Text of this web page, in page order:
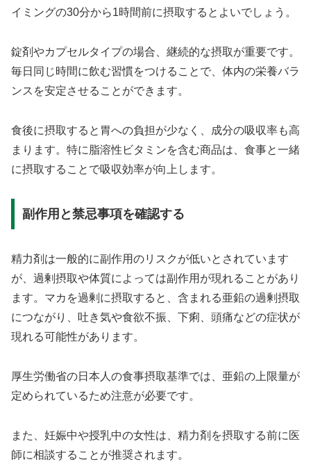
イミングの30分から1時間前に摂取するとよいでしょう。
錠剤やカプセルタイプの場合、継続的な摂取が重要です。
毎日同じ時間に飲む習慣をつけることで、体内の栄養バラ
ンスを安定させることができます。
食後に摂取すると胃への負担が少なく、成分の吸収率も高
まります。特に脂溶性ビタミンを含む商品は、食事と一緒
に摂取することで吸収効率が向上します。
副作用と禁忌事項を確認する
精力剤は一般的に副作用のリスクが低いとされています
が、過剰摂取や体質によっては副作用が現れることがあり
ます。マカを過剰に摂取すると、含まれる亜鉛の過剰摂取
につながり、吐き気や食欲不振、下痢、頭痛などの症状が
現れる可能性があります。
厚生労働省の日本人の食事摂取基準では、亜鉛の上限量が
定められているため注意が必要です。
また、妊娠中や授乳中の女性は、精力剤を摂取する前に医
師に相談することが推奨されます。